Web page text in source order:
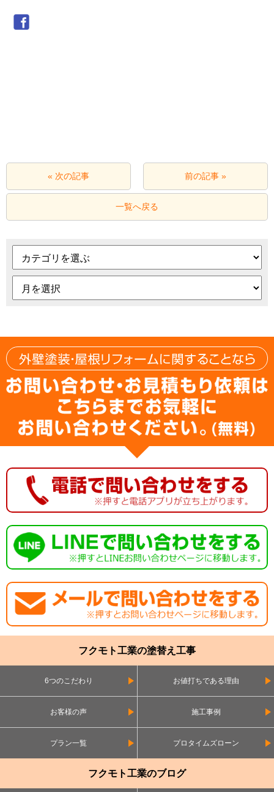
« 次の記事 前の記事 »
一覧へ戻る
フクモト工業の塗替え工事
6つのこだわり お値打ちである理由
お客様の声 施工事例
プラン一覧 プロタイムズローン
フクモト工業のブログ